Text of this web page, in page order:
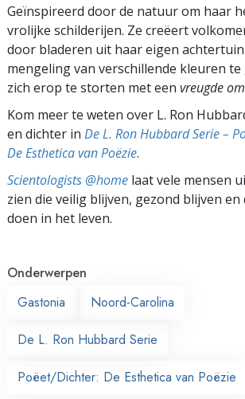
Geïnspireerd door de natuur om haar
vrolijke schilderijen. Ze creëert
door bladeren uit haar eigen
mengeling van verschillende kleuren
zich erop te storten met een vreugde
Kom meer te weten over L. Ron
en dichter in De L. Ron Hubbard Serie –
De Esthetica van Poëzie.
Scientologists @home laat vele mensen
zien die veilig blijven, gezond blijven en
doen in het leven.
Onderwerpen
Gastonia
Noord-Carolina
De L. Ron Hubbard Serie
Poëet/Dichter: De Esthetica van Poëzie